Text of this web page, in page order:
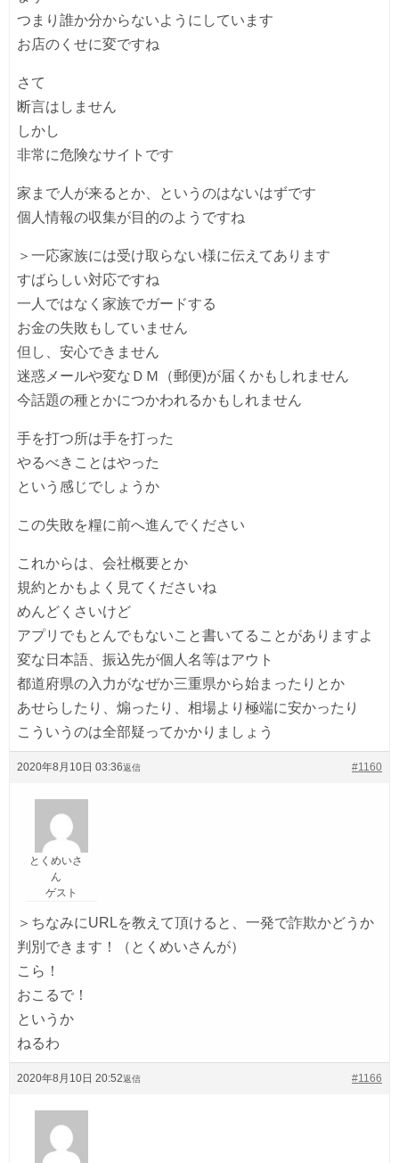
つまり誰か分からないようにしています
お店のくせに変ですね
さて
断言はしません
しかし
非常に危険なサイトです
家まで人が来るとか、というのはないはずです
個人情報の収集が目的のようですね
＞一応家族には受け取らない様に伝えてあります
すばらしい対応ですね
一人ではなく家族でガードする
お金の失敗もしていません
但し、安心できません
迷惑メールや変なＤＭ（郵便)が届くかもしれません
今話題の種とかにつかわれるかもしれません
手を打つ所は手を打った
やるべきことはやった
という感じでしょうか
この失敗を糧に前へ進んでください
これからは、会社概要とか
規約とかもよく見てくださいね
めんどくさいけど
アプリでもとんでもないこと書いてることがありますよ
変な日本語、振込先が個人名等はアウト
都道府県の入力がなぜか三重県から始まったりとか
あせらしたり、煽ったり、相場より極端に安かったり
こういうのは全部疑ってかかりましょう
2020年8月10日 03:36 #1160
返信
とくめいさ
ん
ゲスト
＞ちなみにURLを教えて頂けると、一発で詐欺かどうか
判別できます！（とくめいさんが）
こら！
おこるで！
というか
ねるわ
2020年8月10日 20:52 #1166
返信